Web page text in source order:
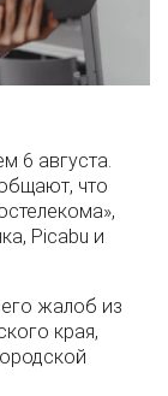
6 августа.
что
Picabu и
жалоб из
края,